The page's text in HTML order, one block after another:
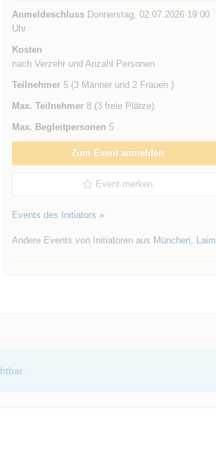
AnmeldeschlussDonnerstag, 02.07.2026 19:00
Uhr
Kosten
nach Verzehr und Anzahl Personen
Teilnehmer5 (3 Männer und 2 Frauen )
Max. Teilnehmer8 (3 freie Plätze)
Max. Begleitpersonen 5
Zum Event anmelden
Event merken
Events des Initiators »
Andere Events von Initiatoren aus München, Laim